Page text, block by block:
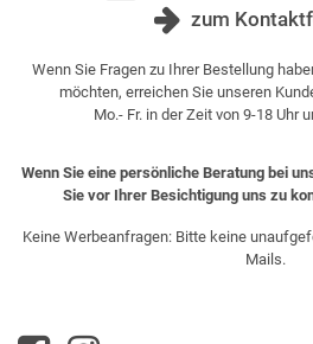
zum
Wenn Sie Fragen zu Ihrer Bestellung
möchten, erreichen Sie unseren
Mo.- Fr. in der Zeit von 9-18 Uhr
Wenn Sie eine persönliche Beratung bei
Sie vor Ihrer Besichtigung uns zu
Keine Werbeanfragen: Bitte keine
Mails.